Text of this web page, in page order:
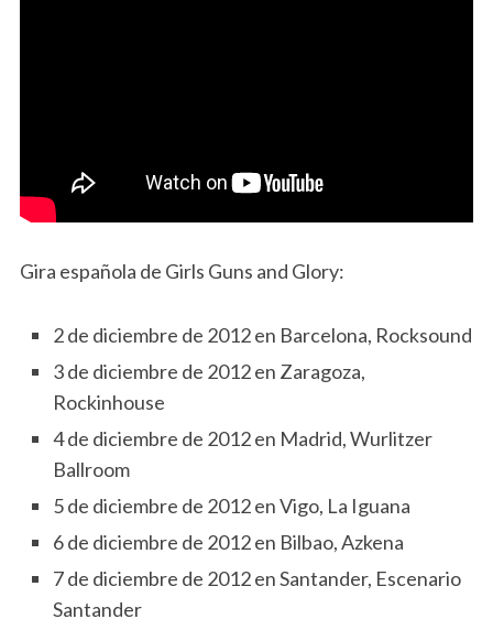
Gira española de Girls Guns and Glory:
2 de diciembre de 2012 en Barcelona, Rocksound
3 de diciembre de 2012 en Zaragoza,
Rockinhouse
4 de diciembre de 2012 en Madrid, Wurlitzer
Ballroom
5 de diciembre de 2012 en Vigo, La Iguana
6 de diciembre de 2012 en Bilbao, Azkena
7 de diciembre de 2012 en Santander, Escenario
Santander